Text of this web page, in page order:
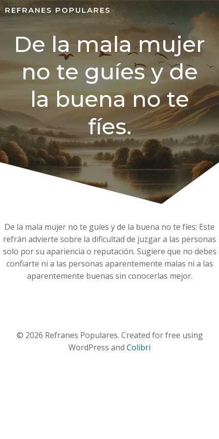
REFRANES POPULARES
De la mala mujer
no te guíes y de
la buena no te
fíes.
De la mala mujer no te guíes y de la buena no te fíes: Este
refrán advierte sobre la dificultad de juzgar a las personas
solo por su apariencia o reputación. Sugiere que no debes
confiarte ni a las personas aparentemente malas ni a las
aparentemente buenas sin conocerlas mejor.
© 2026 Refranes Populares. Created for free using
WordPress and Colibri